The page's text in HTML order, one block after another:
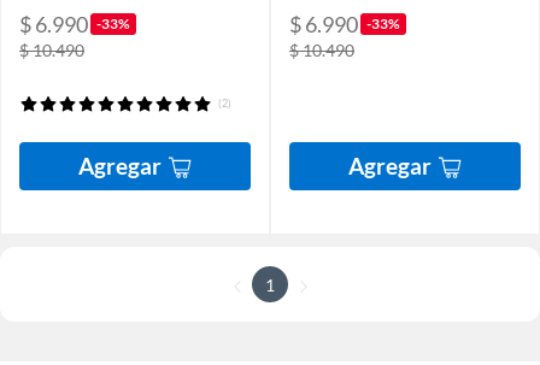
$ 6.990 -33%
$ 10.490
(2)
Agregar
$ 6.990 -33%
$ 10.490
Agregar
1